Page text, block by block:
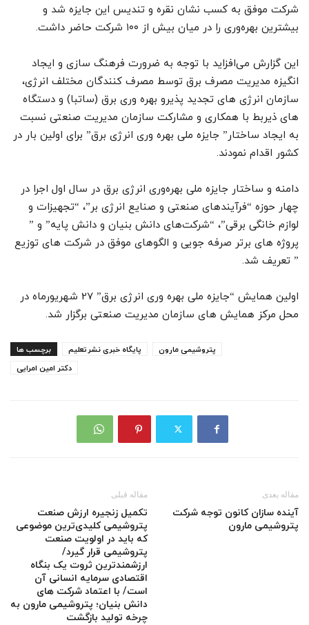
شرکت موفق به کسب نشان نقره و تندیس این جایزه شد و
بیشترین بهره‌وری را در میان بیش از ۱۰۰ شرکت حاضر داشت.
این گزارش می‌افزاید با توجه به ضرورت فرهنگ سازی و ایجاد
انگیزه مدیریت مصرف برق توسط مصرف کنندگان مختلف انرژی،
سازمان انرژی های تجدید پذیرو بهره وری برق (ساتبا) و دستگاه
های ذیربط با همکاری و مشارکت سازمان مدیریت صنعتی نسبت
به ایجاد ساختار” جایزه ملی بهره وری انرژی برق” برای اولین بار در
کشور اقدام نمودند.
دامنه و ساختار جایزه ملی بهره‌وری انرژی برق در سال اول اجرا در
چهار حوزه “فرآیندهای صنعتی و صنایع انرژی بر”، “تجهیزات و
لوازم خانگی برقی”، “شرکت‌های دانش بنیان و دانش پایه” و ”
پروژه های برتر صرفه جویی و الگوهای موفق در شرکت های توزیع
” تعریف شد.
اولین همایش “جایزه ملی بهره وری انرژی برق” 27 شهریورماه در
محل مرکز همایش های سازمان مدیریت صنعتی برگزار شد.
برچسب ها پایگاه خبری نشرتعلیم
پتروشیمی مارون
دکتر امین امرایی
مقاله قبلی
تکمیل زنجیره ارزش صنعت
پتروشیمی کلیدی‌ترین موضوعی
که باید در اولویت صنعت
پتروشیمی قرار گیرد/
ارزشمندترین ثروت یک بنگاه
اقتصادی سرمایه انسانی آن
است/ با اعتماد شرکت های
دانش بنیان؛ پتروشیمی مارون به
چرخه تولید بازگشت
مقاله بعدی
آینده سازان کانون توجه شرکت
پتروشیمی مارون